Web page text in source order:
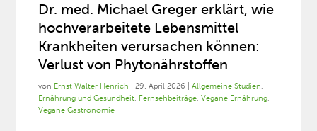
Dr. med. Michael Greger erklärt, wie
hochverarbeitete Lebensmittel
Krankheiten verursachen können:
Verlust von Phytonährstoffen
von Ernst Walter Henrich |29. April 2026 |Allgemeine Studien,
Ernährung und Gesundheit, Fernsehbeiträge,Vegane Ernährung,
Vegane Gastronomie